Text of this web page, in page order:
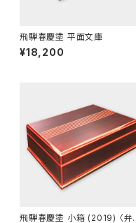
飛騨春慶塗 平面文庫
¥18,200
飛騨春慶塗 小箱 (2019) 〈弁